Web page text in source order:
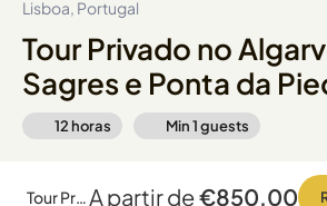
Lisboa, Portugal
Tour Privado no
Sagres e Ponta da
12 horas Min1guests
Tour Privado no Algarve: Lagos, Sagres e Ponta da PiedadeA partir de€850.00